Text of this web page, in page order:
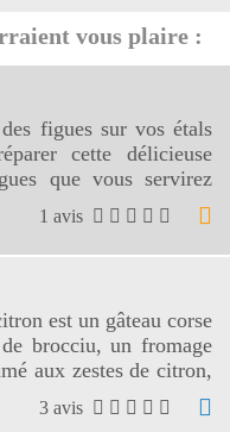
vous plaire :
figues sur vos étals
cette délicieuse
que vous servirez
gourmands ou
pour accompagner le
1 avis
est un gâteau corse
brocciu, un fromage
aux zestes de citron,
une recette facile à
bons ingrédients.
3 avis